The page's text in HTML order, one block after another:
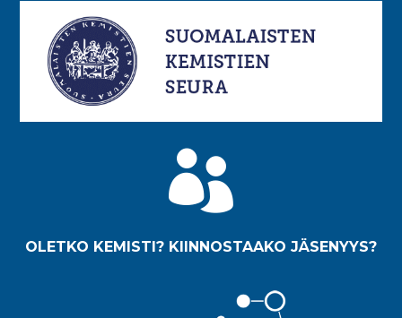

OLETKO KEMISTI? KIINNOSTAAKO JÄSENYYS?